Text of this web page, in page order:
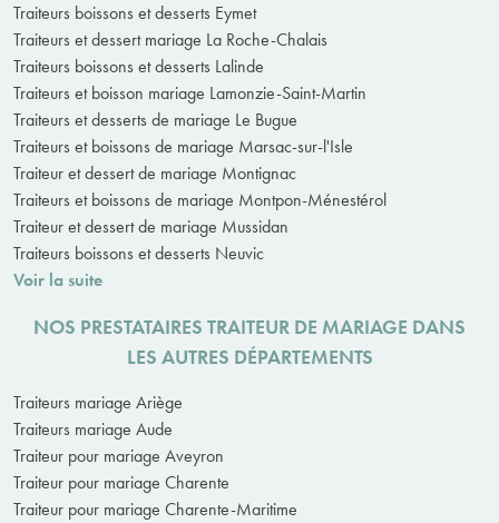
Traiteurs boissons et desserts Eymet
Traiteurs et dessert mariage La Roche-Chalais
Traiteurs boissons et desserts Lalinde
Traiteurs et boisson mariage Lamonzie-Saint-Martin
Traiteurs et desserts de mariage Le Bugue
Traiteurs et boissons de mariage Marsac-sur-l'Isle
Traiteur et dessert de mariage Montignac
Traiteurs et boissons de mariage Montpon-Ménestérol
Traiteur et dessert de mariage Mussidan
Traiteurs boissons et desserts Neuvic
Voir la suite
NOS PRESTATAIRES TRAITEUR DE MARIAGE DANS
LES AUTRES DÉPARTEMENTS
Traiteurs mariage Ariège
Traiteurs mariage Aude
Traiteur pour mariage Aveyron
Traiteur pour mariage Charente
Traiteur pour mariage Charente-Maritime